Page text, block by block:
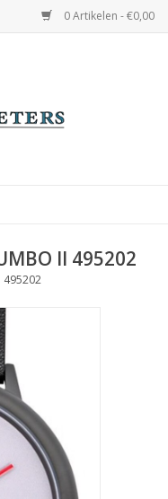
0 Artikelen - €0,00
II 495202
495202